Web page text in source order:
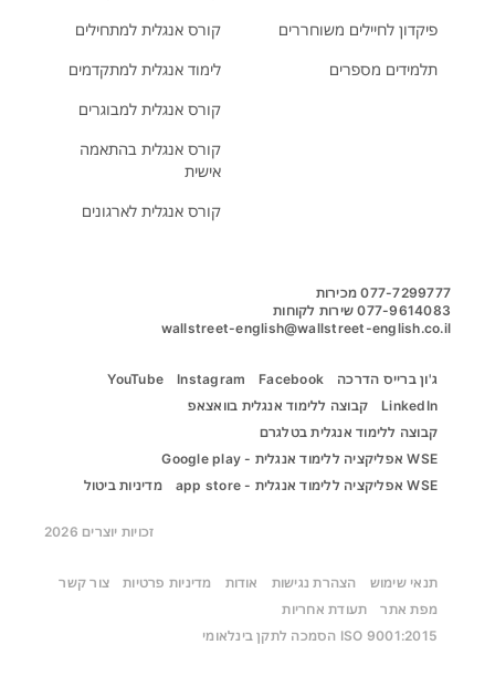
פיקדון לחיילים משוחררים
תלמידים מספרים
קורס אנגלית למתחילים
לימוד אנגלית למתקדמים
קורס אנגלית למבוגרים
קורס אנגלית בהתאמה
אישית
קורס אנגלית לארגונים
077-7299777 מכירות
077-9614083 שירות לקוחות
wallstreet-english@wallstreet-english.co.il
ג'ון ברייס הדרכה Facebook
Instagram
YouTube
LinkedIn
קבוצה ללימוד אנגלית בוואצאפ
קבוצה ללימוד אנגלית בטלגרם
WSE אפליקציה ללימוד אנגלית - Google play
WSE אפליקציה ללימוד אנגלית - app store
מדיניות ביטול
זכויות יוצרים 2026
תנאי שימוש הצהרת נגישות אודות מדיניות פרטיות
צור קשר
מפת אתר
תעודת אחריות
ISO 9001:2015 הסמכה לתקן בינלאומי